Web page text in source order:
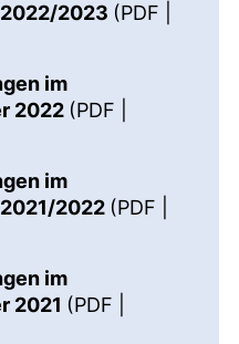
2023 (PDF |
im
2022 (PDF |
im
2022 (PDF |
im
2021 (PDF |